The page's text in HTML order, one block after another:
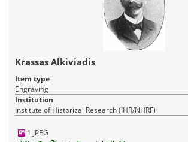
Krassas Alkiviadis
Item type
Engraving
Institution
Institute of Historical Research (IHR/NHRF)
1 JPEG